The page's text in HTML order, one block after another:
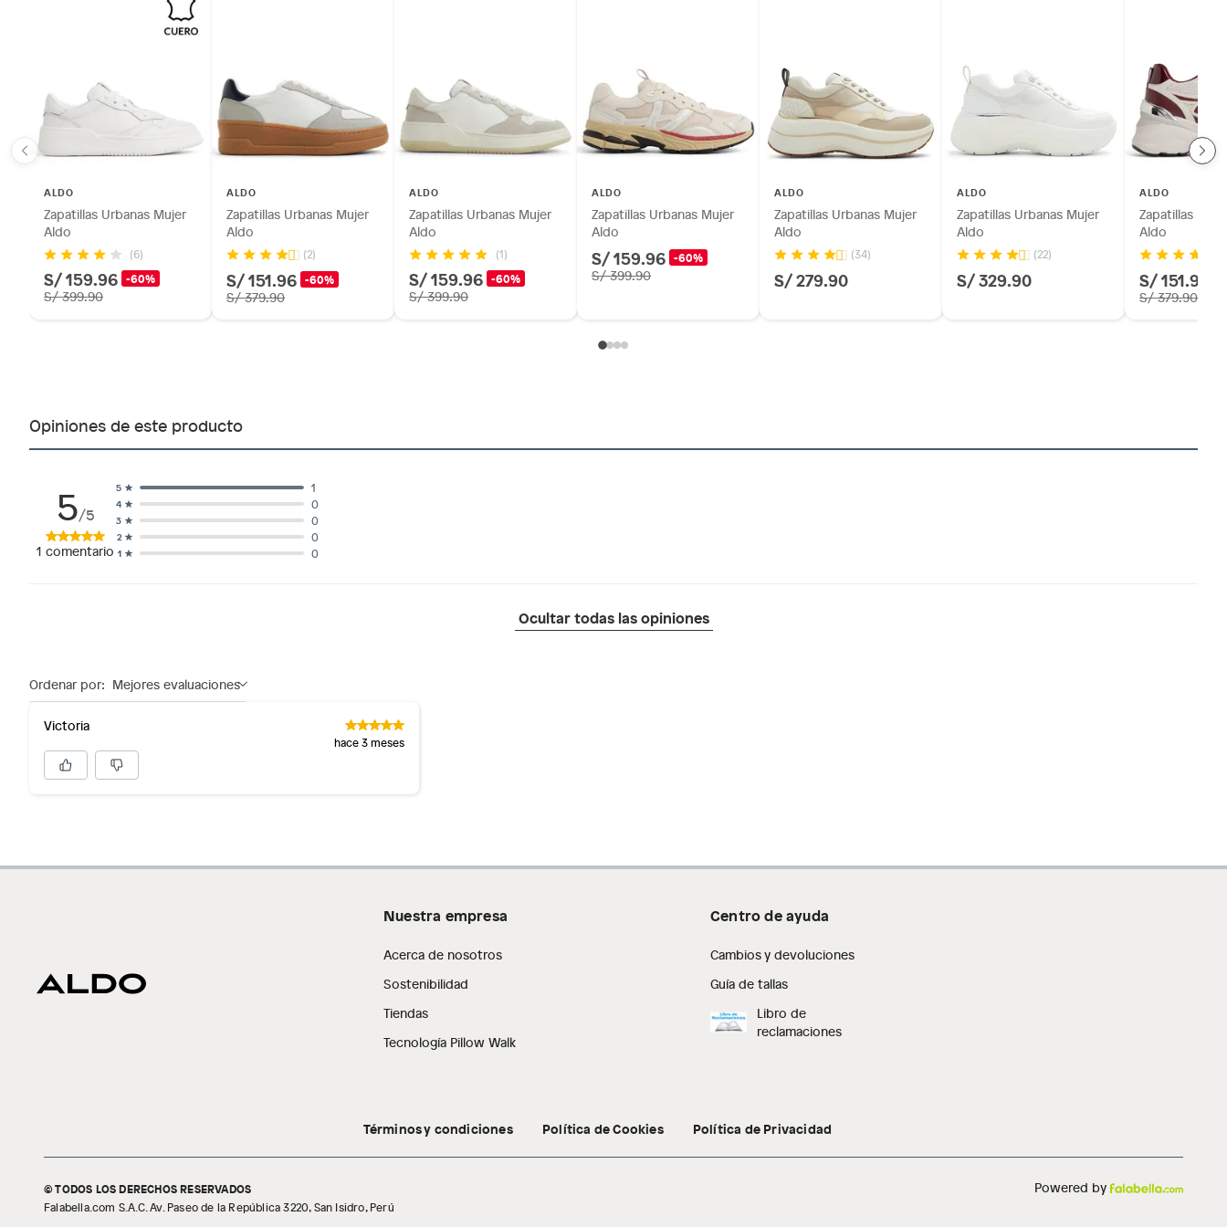
ALDO
Zapatillas Urbanas Mujer
Aldo
(6)
S/ 159.96 -60%
S/ 399.90
ALDO
Zapatillas Urbanas Mujer
Aldo
(2)
S/ 151.96 -60%
S/ 379.90
ALDO
Zapatillas Urbanas Mujer
Aldo
(1)
S/ 159.96 -60%
S/ 399.90
ALDO
Zapatillas Urbanas Mujer
Aldo
S/ 159.96 -60%
S/ 399.90
ALDO
Zapatillas Urbanas Mujer
Aldo
(34)
S/ 279.90
ALDO
Zapatillas Urbanas Mujer
Aldo
(22)
S/ 329.90
ALDO
Zapatillas
Aldo
S/ 151.96
S/ 379.90
Opiniones de este producto
5/5
1 comentario 1 0
2 0
3 0
4 0
5 1
Ocultar todas las opiniones
Ordenar por: Mejores evaluaciones
Victoria
hace 3 meses
Nuestra empresa
Acerca de nosotros
Sostenibilidad
Tiendas
Tecnología Pillow Walk
Centro de ayuda
Cambios y devoluciones
Guía de tallas
Libro de
reclamaciones
Términos y condiciones Política de Cookies Política de Privacidad
© TODOS LOS DERECHOS RESERVADOS
Falabella.com S.A.C. Av. Paseo de la República 3220, San Isidro, Perú
Powered by